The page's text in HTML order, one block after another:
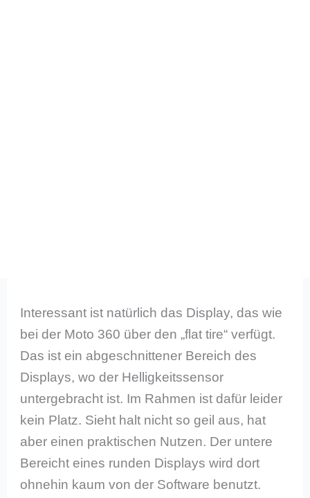
Interessant ist natürlich das Display, das wie
bei der Moto 360 über den „flat tire“ verfügt.
Das ist ein abgeschnittener Bereich des
Displays, wo der Helligkeitssensor
untergebracht ist. Im Rahmen ist dafür leider
kein Platz. Sieht halt nicht so geil aus, hat
aber einen praktischen Nutzen. Der untere
Bereicht eines runden Displays wird dort
ohnehin kaum von der Software benutzt.